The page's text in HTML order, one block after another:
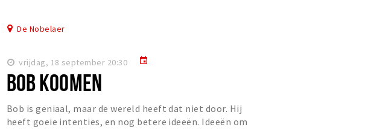
De Nobelaer
vrijdag, 18 september 20:30 event
BOB KOOMEN
Bob is geniaal, maar de wereld heeft dat niet door. Hij
heeft goeie intenties, en nog betere ideeën. Ideeën om